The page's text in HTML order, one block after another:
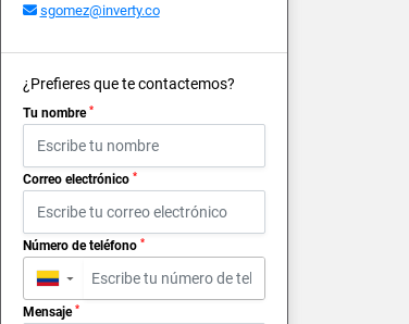
sgomez@inverty.co
¿Prefieres que te contactemos?
Tu nombre *
Correo electrónico *
Número de teléfono *
▼
Mensaje *